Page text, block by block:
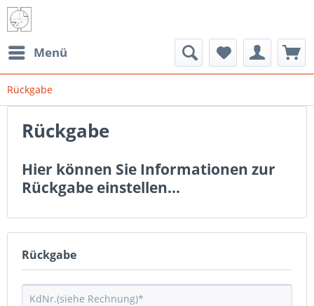
Menü
Rückgabe
Rückgabe
Hier können Sie Informationen zur
Rückgabe einstellen...
Rückgabe